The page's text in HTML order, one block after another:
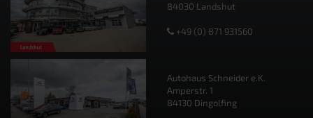
84030 Landshut
+49 (0) 871 931560
Autohaus Schneider e.K.
Amperstr. 1
84130 Dingolfing